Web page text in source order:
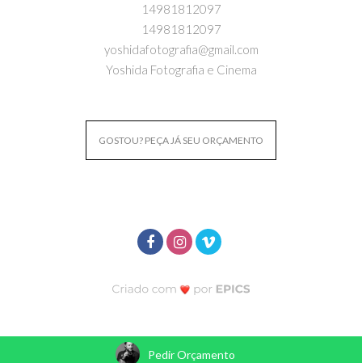
14981812097
14981812097
yoshidafotografia@gmail.com
Yoshida Fotografia e Cinema
GOSTOU? PEÇA JÁ SEU ORÇAMENTO
Pedir Orçamento